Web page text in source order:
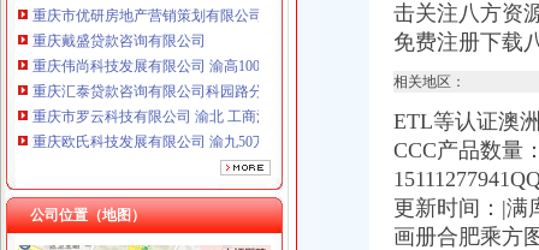
重庆戴盛贷款咨询有限公司
重庆伟尚科技发展有限公司 渝高100万 （工商注册）
重庆汇泰贷款咨询有限公司科园路分公司 渝高 （工商注册）
重庆市罗云科技有限公司 渝北 工商注册
重庆欧氏科技发展有限公司 渝九50万 （进出口权）
重庆安赐商贸有限公司 渝江10万 （工商注册）
重庆恺昶贸易有限公司 渝九 （食品许可证）
上海蓝天房屋装饰工程有限公司重庆分公司 渝北 （工商注册）
公司位置（地图）
击关注八方资
免费注册下载
相关地区：
ETL等认证澳
CCC产品数量
更新时间： |满
画册合肥乘方